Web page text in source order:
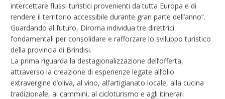
intercettare flussi turistici provenienti da tutta Europa e di
rendere il territorio accessibile durante gran parte dell’anno”.
Guardando al futuro, Diroma individua tre direttrici
fondamentali per consolidare e rafforzare lo sviluppo turistico
della provincia di Brindisi.
La prima riguarda la destagionalizzazione dell’offerta,
attraverso la creazione di esperienze legate all’olio
extravergine d’oliva, al vino, all’artigianato locale, alla cucina
tradizionale, ai cammini, al cicloturismo e agli itinerari